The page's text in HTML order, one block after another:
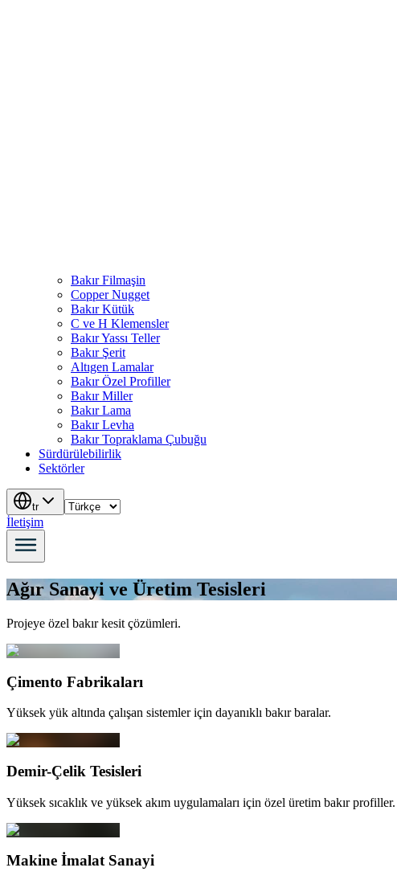
Bakır Filmaşin
Copper Nugget
Bakır Kütük
C ve H Klemensler
Bakır Yassı Teller
Bakır Şerit
Altıgen Lamalar
Bakır Özel Profiller
Bakır Miller
Bakır Lama
Bakır Levha
Bakır Topraklama Çubuğu
Sürdürülebilirlik
Sektörler
tr
İletişim
Ağır Sanayi ve Üretim Tesisleri
Projeye özel bakır kesit çözümleri.
Çimento Fabrikaları
Yüksek yük altında çalışan sistemler için dayanıklı bakır baralar.
Demir-Çelik Tesisleri
Yüksek sıcaklık ve yüksek akım uygulamaları için özel üretim bakır profiller.
Makine İmalat Sanayi